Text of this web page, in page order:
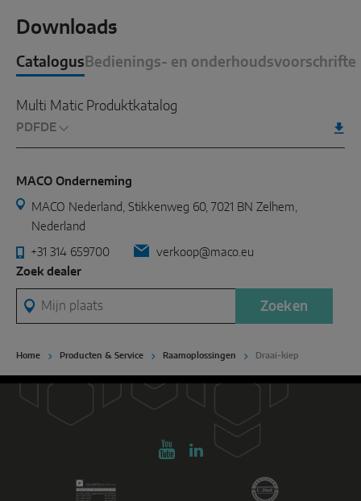
Downloads
Catalogus Bedienings- en
Multi Matic Produktkatalog
PDF
MACO Onderneming
MACO Nederland, Stikkenweg 60, 7021 BN Zelhem,
Nederland
+31 314 659700
verkoop@maco.eu
Zoek dealer
Mijn plaats
Zoeken
Home Producten & Service Raamoplossingen Draai-kiep